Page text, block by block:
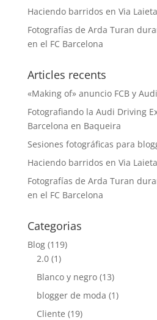
Haciendo barridos en Via
Fotografías de Arda Turan
en el FC Barcelona
Articles recents
«Making of» anuncio FCB y Audi
Fotografiando la Audi Driving
Barcelona en Baqueira
Sesiones fotográficas para
Haciendo barridos en Via
Fotografías de Arda Turan
en el FC Barcelona
Categorias
Blog(119)
2.0(1)
Blanco y negro(13)
blogger de moda (1)
Cliente (19)